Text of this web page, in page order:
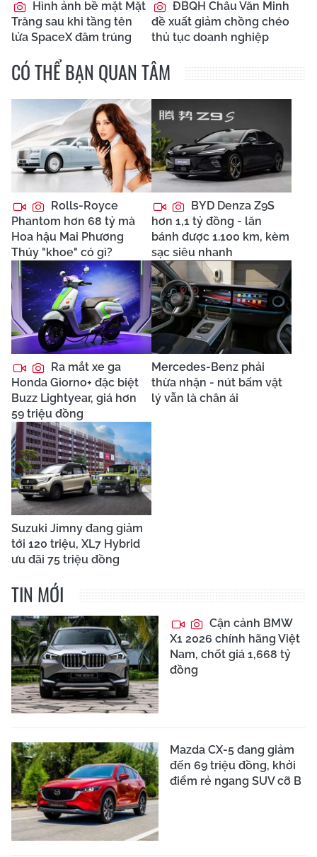
Hình ảnh bề mặt Mặt
Trăng sau khi tầng tên
lửa SpaceX đâm trúng
ĐBQH Châu Văn Minh
đề xuất giảm chồng chéo
thủ tục doanh nghiệp
CÓ THỂ BẠN QUAN TÂM
Rolls-Royce
Phantom hơn 68 tỷ mà
Hoa hậu Mai Phương
Thúy "khoe" có gì?
BYD Denza Z9S
hơn 1,1 tỷ đồng - lăn
bánh được 1.100 km, kèm
sạc siêu nhanh
Ra mắt xe ga
Honda Giorno+ đặc biệt
Buzz Lightyear, giá hơn
59 triệu đồng
Mercedes-Benz phải
thừa nhận - nút bấm vật
lý vẫn là chân ái
Suzuki Jimny đang giảm
tới 120 triệu, XL7 Hybrid
ưu đãi 75 triệu đồng
TIN MỚI
Cận cảnh BMW
X1 2026 chính hãng Việt
Nam, chốt giá 1,668 tỷ
đồng
Mazda CX-5 đang giảm
đến 69 triệu đồng, khởi
điểm rẻ ngang SUV cỡ B